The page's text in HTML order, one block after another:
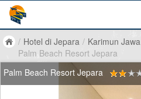
/ Hotel di Jepara / Karimun Jawa
Palm Beach Resort Jepara
Palm Beach Resort Jepara